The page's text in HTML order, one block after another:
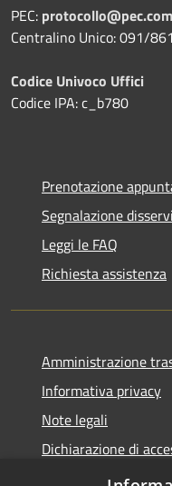
PEC:
Centralino Unico: 091/
Codice Univoco Uffici
Codice IPA: c_b780
Prenotazione
Segnalazione
Leggi le FAQ
Richiesta assistenza
Amministrazione
Informativa privacy
Note legali
Dichiarazione di
Privacy e protezione